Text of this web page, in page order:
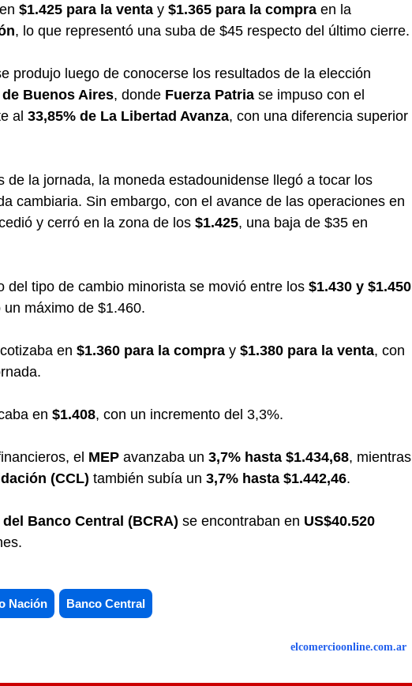
$1.425 para la venta y $1.365 para la compra en la
, lo que representó una suba de $45 respecto del último cierre.
produjo luego de conocerse los resultados de la elección
Buenos Aires, donde Fuerza Patria se impuso con el
al 33,85% de La Libertad Avanza, con una diferencia superior
de la jornada, la moneda estadounidense llegó a tocar los
cambiaria. Sin embargo, con el avance de las operaciones en
y cerró en la zona de los $1.425, una baja de $35 en
del tipo de cambio minorista se movió entre los $1.430 y $1.450
un máximo de $1.460.
cotizaba en $1.360 para la compra y $1.380 para la venta, con
en $1.408, con un incremento del 3,3%.
el MEP avanzaba un 3,7% hasta $1.434,68, mientras
(CCL) también subía un 3,7% hasta $1.442,46.
Banco Central (BCRA) se encontraban en US$40.520
Nación Banco Central
elcomercioonline.com.ar